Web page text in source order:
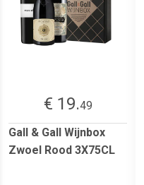
€ 19.49
Gall & Gall Wijnbox
Zwoel Rood 3X75CL